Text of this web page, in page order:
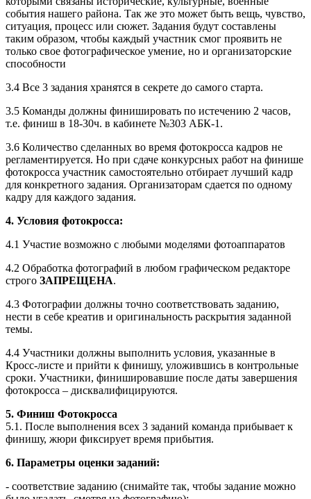
события нашего района. Так же это может быть вещь, чувство,
ситуация, процесс или сюжет. Задания будут составлены
таким образом, чтобы каждый участник смог проявить не
только свое фотографическое умение, но и организаторские
способности
3.4 Все 3 задания хранятся в секрете до самого старта.
3.5 Команды должны финишировать по истечению 2 часов,
т.е. финиш в 18-30ч. в кабинете №303 АБК-1.
3.6 Количество сделанных во время фотокросса кадров не
регламентируется. Но при сдаче конкурсных работ на финише
фотокросса участник самостоятельно отбирает лучший кадр
для конкретного задания. Организаторам сдается по одному
кадру для каждого задания.
4. Условия фотокросса:
4.1 Участие возможно с любыми моделями фотоаппаратов
4.2 Обработка фотографий в любом графическом редакторе
строго ЗАПРЕЩЕНА.
4.3 Фотографии должны точно соответствовать заданию,
нести в себе креатив и оригинальность раскрытия заданной
темы.
4.4 Участники должны выполнить условия, указанные в
Кросс-листе и прийти к финишу, уложившись в контрольные
сроки. Участники, финишировавшие после даты завершения
фотокросса – дисквалифицируются.
5. Финиш Фотокросса
5.1. После выполнения всех 3 заданий команда прибывает к
финишу, жюри фиксирует время прибытия.
6. Параметры оценки заданий:
- соответствие заданию (снимайте так, чтобы задание можно